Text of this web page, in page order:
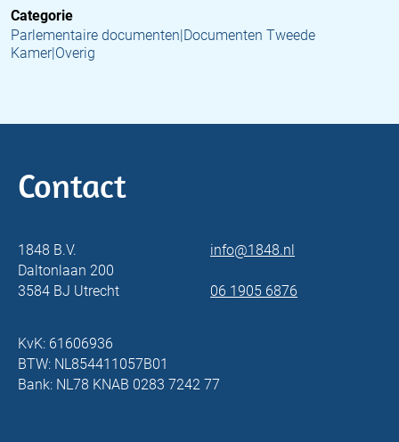
Categorie
Parlementaire documenten|Documenten Tweede
Kamer|Overig
Contact
1848 B.V.
Daltonlaan 200
3584 BJ Utrecht
info@1848.nl
06 1905 6876
KvK: 61606936
BTW: NL854411057B01
Bank: NL78 KNAB 0283 7242 77